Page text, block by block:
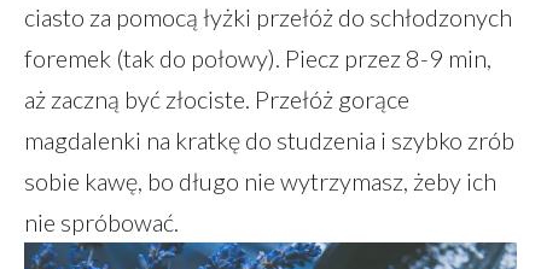
ciasto za pomocą łyżki przełóż do schłodzonych
foremek (tak do połowy). Piecz przez 8-9 min,
aż zaczną być złociste. Przełóż gorące
magdalenki na kratkę do studzenia i szybko zrób
sobie kawę, bo długo nie wytrzymasz, żeby ich
nie spróbować.